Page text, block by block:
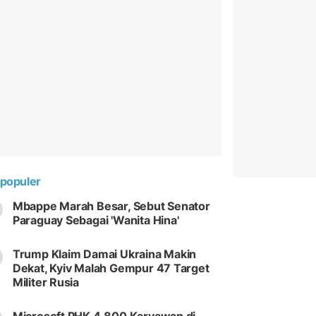
Mbappe Marah Besar, Sebut Senator
Paraguay Sebagai 'Wanita Hina'
Trump Klaim Damai Ukraina Makin
Dekat, Kyiv Malah Gempur 47 Target
Militer Rusia